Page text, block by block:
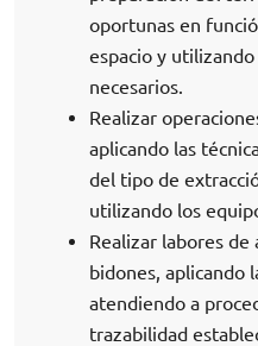
oportunas en
espacio y
necesarios.
Realizar
aplicando las
del tipo de
utilizando los
Realizar labores de
bidones, aplicando
atendiendo a
trazabilidad